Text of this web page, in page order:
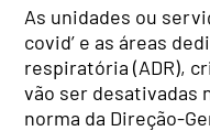
As unidades ou
covid’ e as áreas
respiratória (ADR),
vão ser desativadas
norma da Direção-